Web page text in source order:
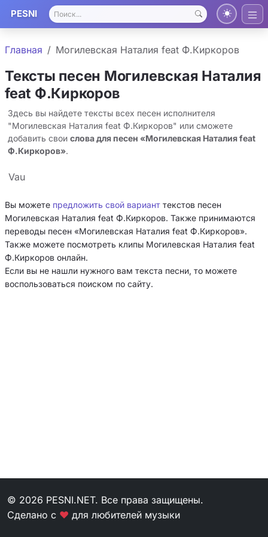
PESNI
Главная Могилевская Наталия feat Ф.Киркоров
Тексты песен Могилевская Наталия
feat Ф.Киркоров
Здесь вы найдете тексты всех песен исполнителя
"Могилевская Наталия feat Ф.Киркоров" или сможете
добавить свои слова для песен «Могилевская Наталия feat
Ф.Киркоров».
Vau
Вы можете предложить свой вариант текстов песен
Могилевская Наталия feat Ф.Киркоров. Также принимаются
переводы песен «Могилевская Наталия feat Ф.Киркоров».
Также можете посмотреть клипы Могилевская Наталия feat
Ф.Киркоров онлайн.
Если вы не нашли нужного вам текста песни, то можете
воспользоваться поиском по сайту.
© 2026 PESNI.NET. Все права защищены.
Сделано с ❤ для любителей музыки